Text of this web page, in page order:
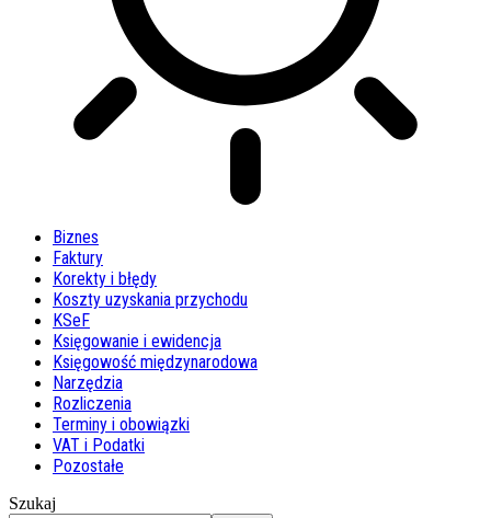
Biznes
Faktury
Korekty i błędy
Koszty uzyskania przychodu
KSeF
Księgowanie i ewidencja
Księgowość międzynarodowa
Narzędzia
Rozliczenia
Terminy i obowiązki
VAT i Podatki
Pozostałe
Szukaj